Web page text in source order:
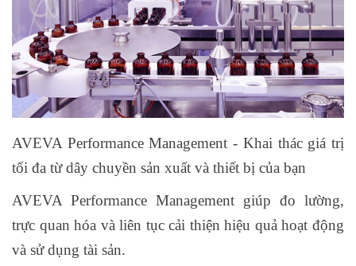
AVEVA Performance Management - Khai thác giá trị
tối đa từ dây chuyền sản xuất và thiết bị của bạn
AVEVA Performance Management giúp đo lường,
trực quan hóa và liên tục cải thiện hiệu quả hoạt động
và sử dụng tài sản.